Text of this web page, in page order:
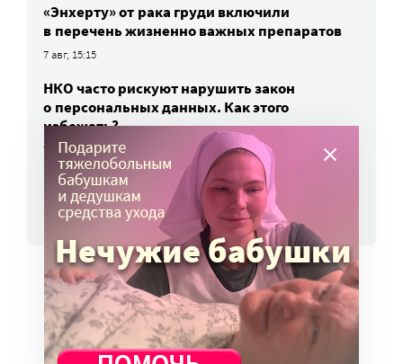
«Энхерту» от рака груди включили
в перечень жизненно важных препаратов
7 авг, 15:15
НКО часто рискуют нарушить закон
о персональных данных. Как этого
избежать?
7 авг, 13:13
ВСЕ НОВОСТИ